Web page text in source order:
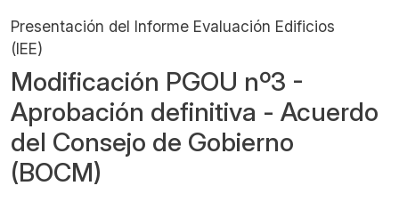
Presentación del Informe Evaluación Edificios
(IEE)
Modificación PGOU nº3 -
Aprobación definitiva - Acuerdo
del Consejo de Gobierno
(BOCM)